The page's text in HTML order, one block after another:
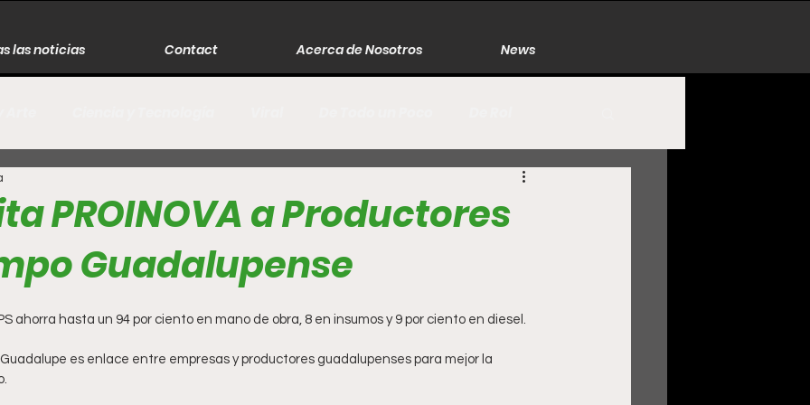
las noticias Contact Acerca de Nosotros News
Naturaleza
Literatura Internacional Moda Cine
Espectáculos Economía David Monreal Ávila
PROINOVA a Productores
Guadalupense
ahorra hasta un 94 por ciento en mano de obra, 8 en insumos y 9 por ciento en diesel.